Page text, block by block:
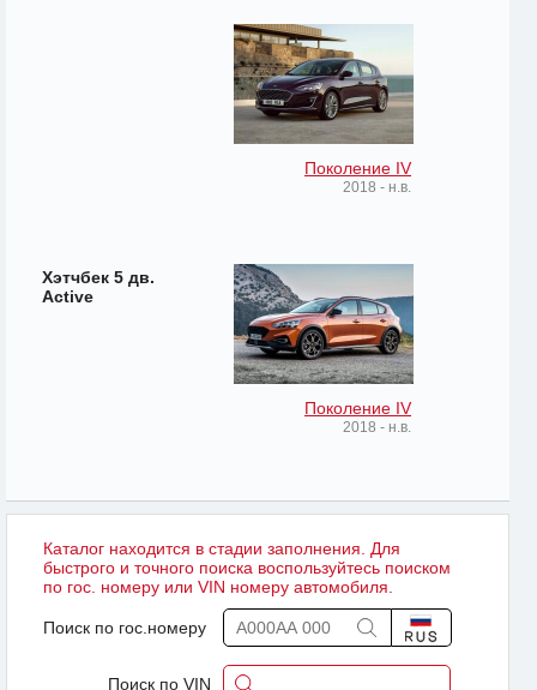
Поколение IV
2018 - н.в.
Хэтчбек 5 дв.
Active
Поколение IV
2018 - н.в.
Каталог находится в стадии заполнения. Для
быстрого и точного поиска воспользуйтесь поиском
по гос. номеру или VIN номеру автомобиля.
Поиск по гос.номеру
Поиск по VIN